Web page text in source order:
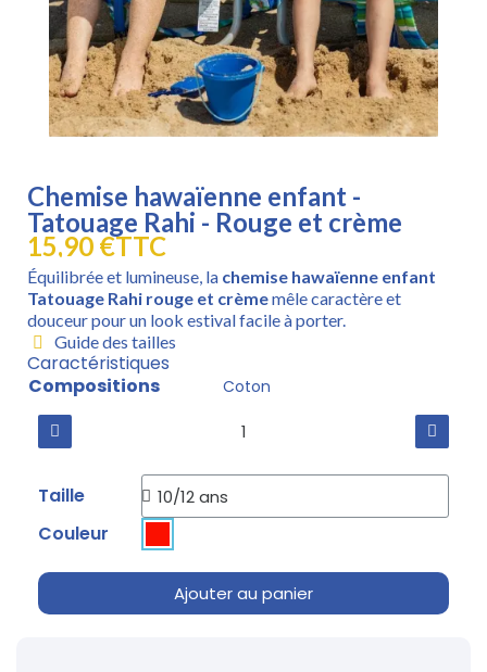
Chemise hawaïenne enfant -
Tatouage Rahi - Rouge et crème
15,90 €TTC
Équilibrée et lumineuse, la chemise hawaïenne enfant
Tatouage Rahi rouge et crèmemêle caractère et
douceur pour un look estival facile à porter.
Guide des tailles
Caractéristiques
Compositions
Coton
Taille
Couleur
Ajouter au panier